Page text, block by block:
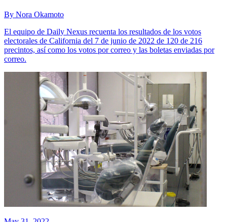
By Nora Okamoto
El equipo de Daily Nexus recuenta los resultados de los votos
electorales de California del 7 de junio de 2022 de 120 de 216
precintos, así como los votos por correo y las boletas enviadas por
correo.